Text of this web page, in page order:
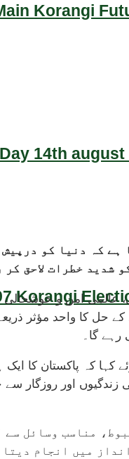
Korangi
14th
Korangi
ہے کہ دنیا کو
شدید خطرات لاحق کر
عالمی امن و
حل کا واحد مؤثر
رہے گا۔
کہ پاکستان کا
تقریباً 24 کروڑ عوام کی
مناسب وسائل
میں انجام